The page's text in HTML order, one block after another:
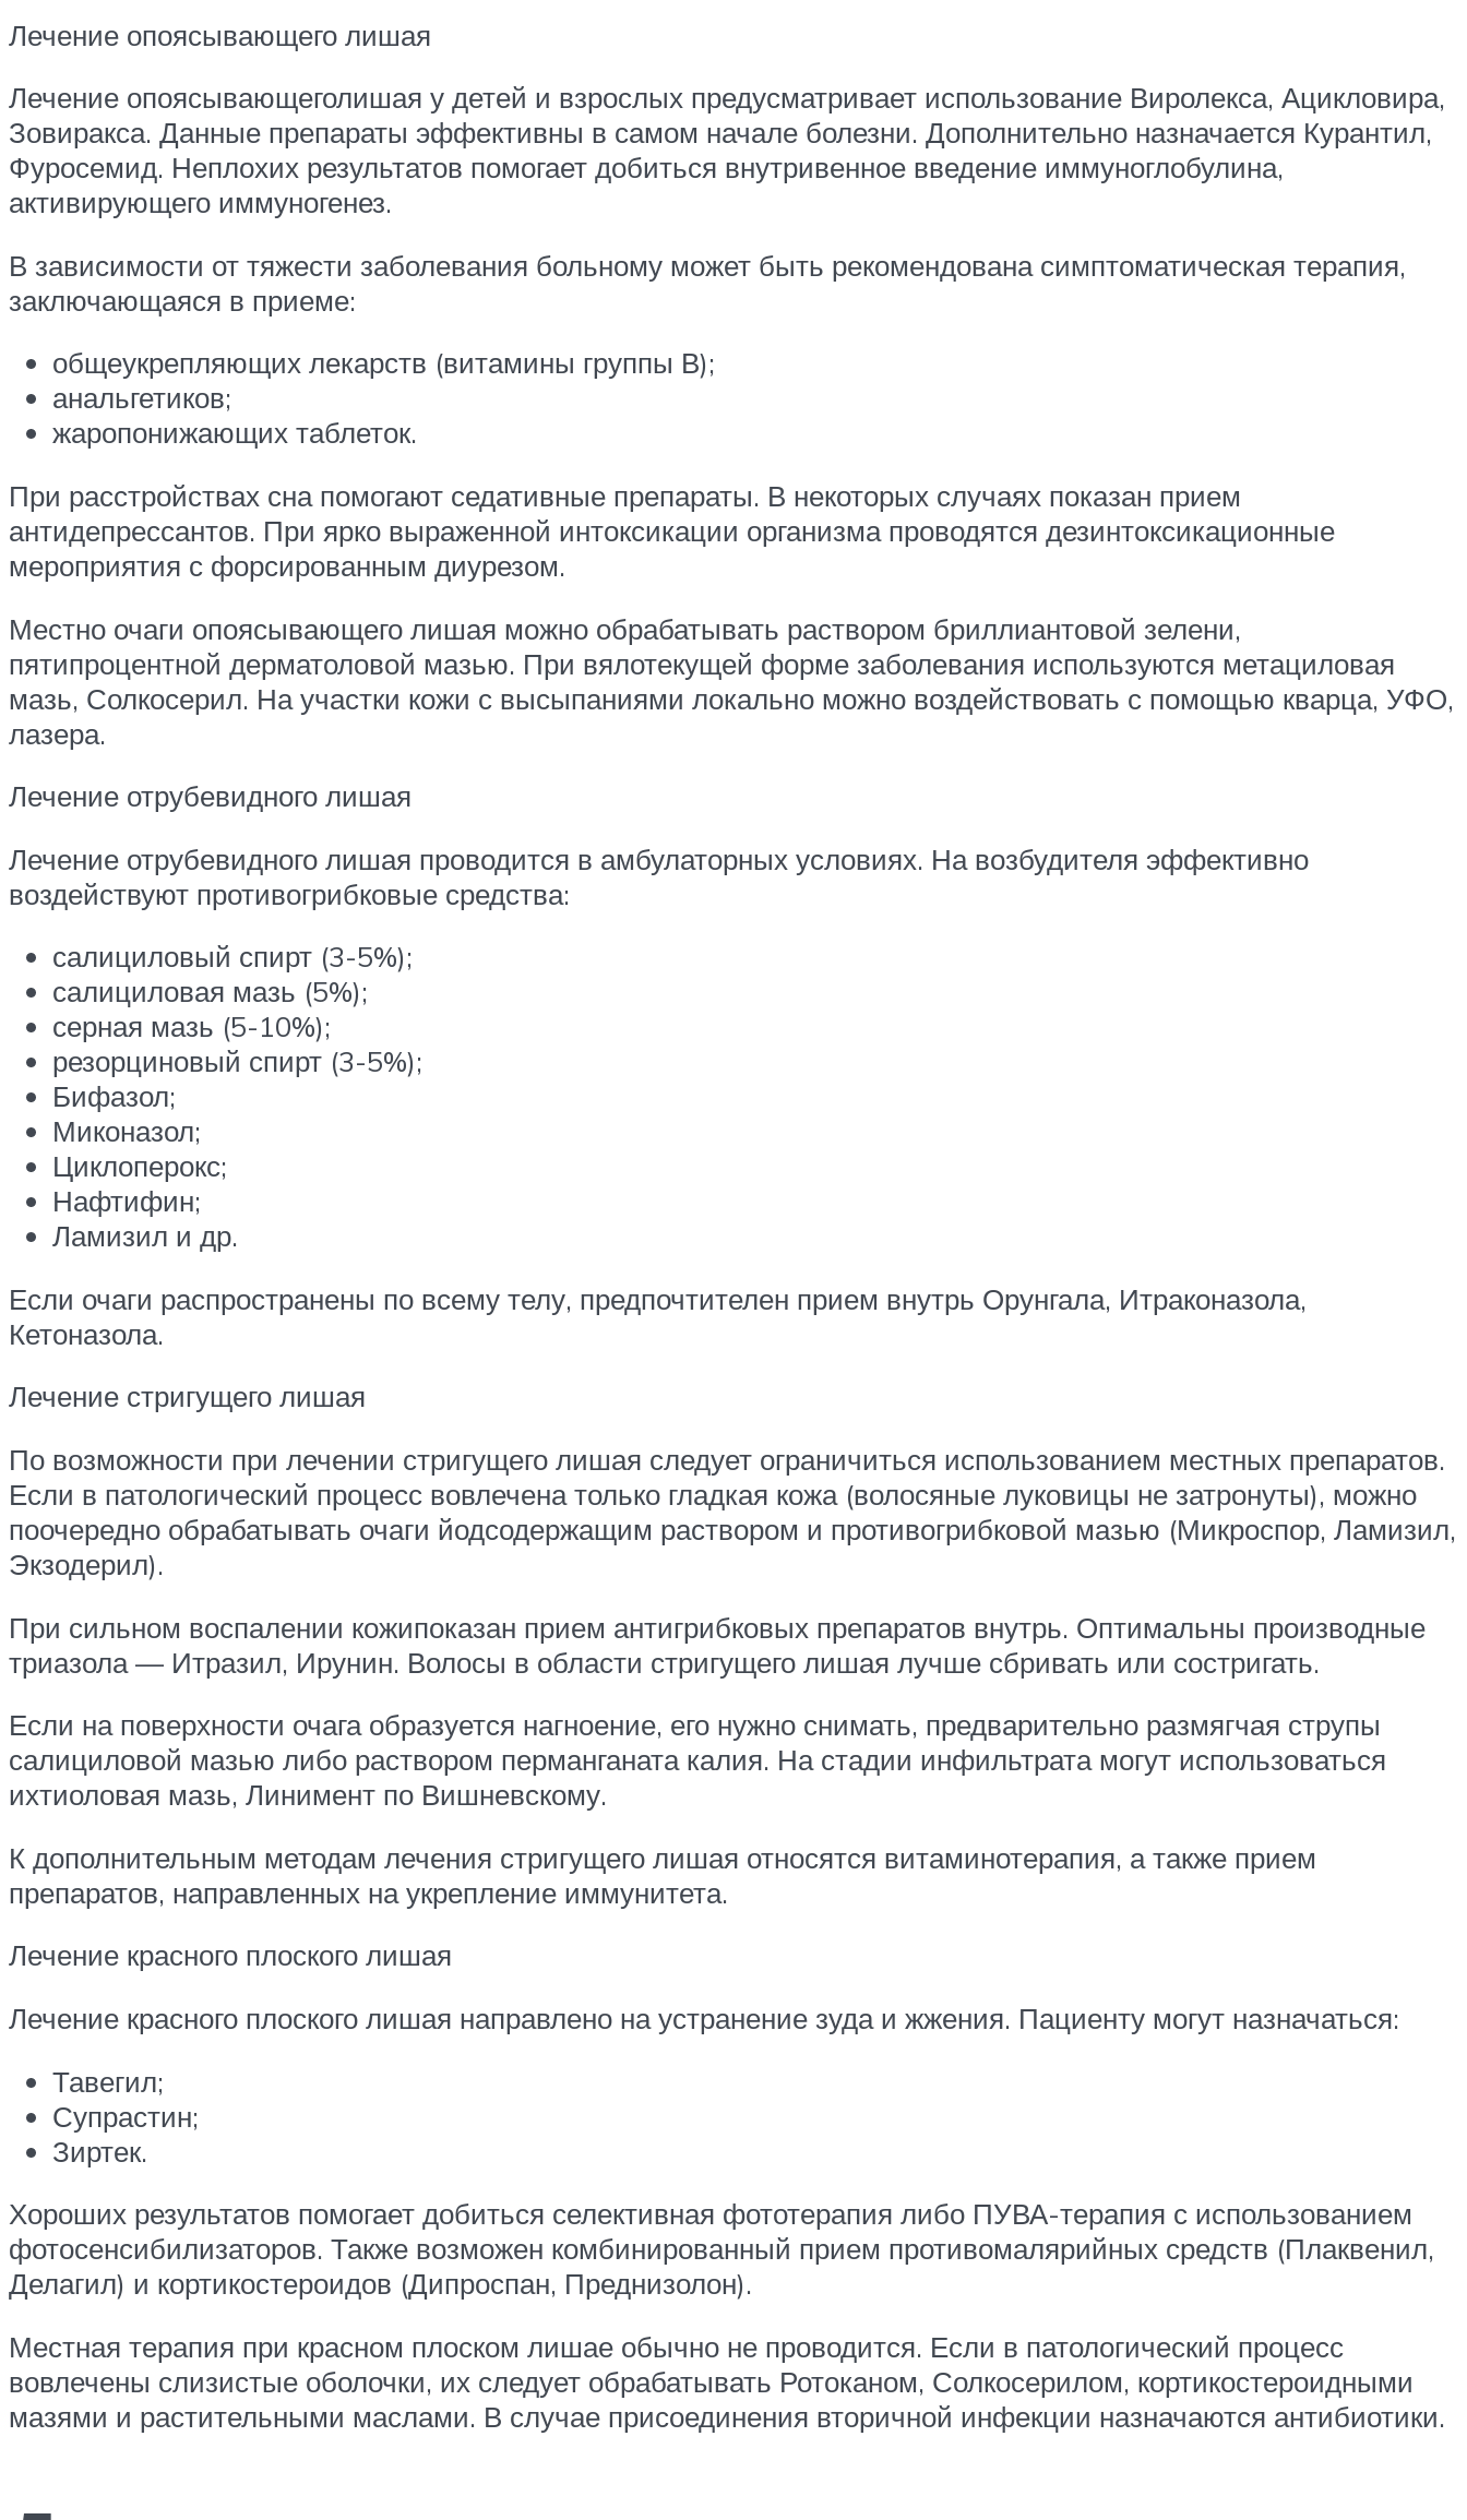
Лечение опоясывающего лишая
Лечение опоясывающеголишая у детей и взрослых предусматривает использование Виролекса, Ацикловира,
Зовиракса. Данные препараты эффективны в самом начале болезни. Дополнительно назначается Курантил,
Фуросемид. Неплохих результатов помогает добиться внутривенное введение иммуноглобулина,
активирующего иммуногенез.
В зависимости от тяжести заболевания больному может быть рекомендована симптоматическая терапия,
заключающаяся в приеме:
общеукрепляющих лекарств (витамины группы В);
анальгетиков;
жаропонижающих таблеток.
При расстройствах сна помогают седативные препараты. В некоторых случаях показан прием
антидепрессантов. При ярко выраженной интоксикации организма проводятся дезинтоксикационные
мероприятия с форсированным диурезом.
Местно очаги опоясывающего лишая можно обрабатывать раствором бриллиантовой зелени,
пятипроцентной дерматоловой мазью. При вялотекущей форме заболевания используются метациловая
мазь, Солкосерил. На участки кожи с высыпаниями локально можно воздействовать с помощью кварца, УФО,
лазера.
Лечение отрубевидного лишая
Лечение отрубевидного лишая проводится в амбулаторных условиях. На возбудителя эффективно
воздействуют противогрибковые средства:
салициловый спирт (3-5%);
салициловая мазь (5%);
серная мазь (5-10%);
резорциновый спирт (3-5%);
Бифазол;
Миконазол;
Циклоперокс;
Нафтифин;
Ламизил и др.
Если очаги распространены по всему телу, предпочтителен прием внутрь Орунгала, Итраконазола,
Кетоназола.
Лечение стригущего лишая
По возможности при лечении стригущего лишая следует ограничиться использованием местных препаратов.
Если в патологический процесс вовлечена только гладкая кожа (волосяные луковицы не затронуты), можно
поочередно обрабатывать очаги йодсодержащим раствором и противогрибковой мазью (Микроспор, Ламизил,
Экзодерил).
При сильном воспалении кожипоказан прием антигрибковых препаратов внутрь. Оптимальны производные
триазола — Итразил, Ирунин. Волосы в области стригущего лишая лучше сбривать или состригать.
Если на поверхности очага образуется нагноение, его нужно снимать, предварительно размягчая струпы
салициловой мазью либо раствором перманганата калия. На стадии инфильтрата могут использоваться
ихтиоловая мазь, Линимент по Вишневскому.
К дополнительным методам лечения стригущего лишая относятся витаминотерапия, а также прием
препаратов, направленных на укрепление иммунитета.
Лечение красного плоского лишая
Лечение красного плоского лишая направлено на устранение зуда и жжения. Пациенту могут назначаться:
Тавегил;
Супрастин;
Зиртек.
Хороших результатов помогает добиться селективная фототерапия либо ПУВА-терапия с использованием
фотосенсибилизаторов. Также возможен комбинированный прием противомалярийных средств (Плаквенил,
Делагил) и кортикостероидов (Дипроспан, Преднизолон).
Местная терапия при красном плоском лишае обычно не проводится. Если в патологический процесс
вовлечены слизистые оболочки, их следует обрабатывать Ротоканом, Солкосерилом, кортикостероидными
мазями и растительными маслами. В случае присоединения вторичной инфекции назначаются антибиотики.